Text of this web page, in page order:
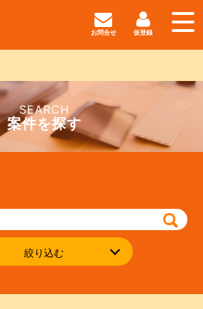
お問合せ 仮登録
SEARCH
案件を探す
絞り込む